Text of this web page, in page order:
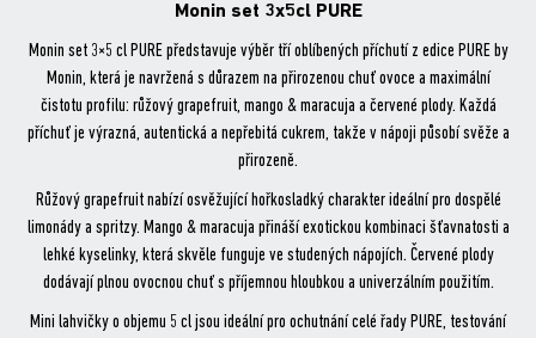
Monin set 3x5cl PURE
Monin set 3×5 cl PURE představuje výběr tří oblíbených příchutí z edice PURE by
Monin, která je navržená s důrazem na přirozenou chuť ovoce a maximální
čistotu profilu: růžový grapefruit, mango & maracuja a červené plody. Každá
příchuť je výrazná, autentická a nepřebitá cukrem, takže v nápoji působí svěže a
přirozeně.
Růžový grapefruit nabízí osvěžující hořkosladký charakter ideální pro dospělé
limonády a spritzy. Mango & maracuja přináší exotickou kombinaci šťavnatosti a
lehké kyselinky, která skvěle funguje ve studených nápojích. Červené plody
dodávají plnou ovocnou chuť s příjemnou hloubkou a univerzálním použitím.
Mini lahvičky o objemu 5 cl jsou ideální pro ochutnání celé řady PURE, testování